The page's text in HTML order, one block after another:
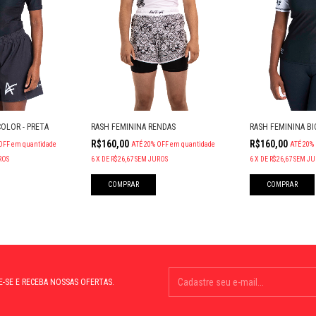
- PRETA
em quantidade
RASH FEMININA RENDAS
R$160,00 ATÉ 20% OFFem quantidade
6X DE R$26,67SEM JUROS
COMPRAR
RASH FEMININA
R$160,00 ATÉ 20%
6X DE R$26,67SEM
COMPRAR
SE E RECEBA NOSSAS OFERTAS.